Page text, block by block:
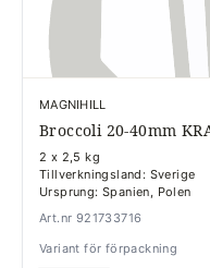
MAGNIHILL
Broccoli 20-40mm
2 x 2,5 kg
Tillverkningsland: Sverige
Ursprung: Spanien, Polen
Art.nr 921733716
Variant för förpackning